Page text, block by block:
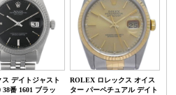
ス デイトジャスト
38番 1601 ブラッ
ROLEX ロレックス オイス
ター パーペチュアル デイト